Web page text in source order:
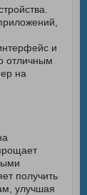
и
отличным
на
получить
улучшая